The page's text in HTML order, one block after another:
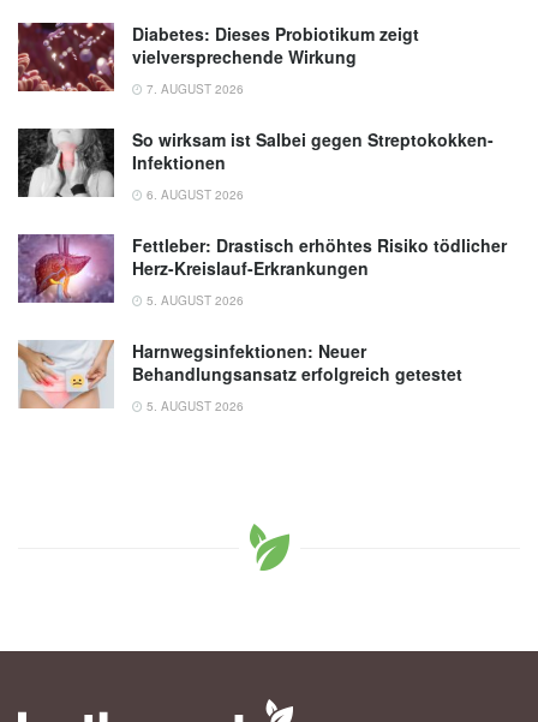
Diabetes: Dieses Probiotikum zeigt
vielversprechende Wirkung
7. AUGUST 2026
So wirksam ist Salbei gegen Streptokokken-
Infektionen
6. AUGUST 2026
Fettleber: Drastisch erhöhtes Risiko tödlicher
Herz-Kreislauf-Erkrankungen
5. AUGUST 2026
Harnwegsinfektionen: Neuer
Behandlungsansatz erfolgreich getestet
5. AUGUST 2026